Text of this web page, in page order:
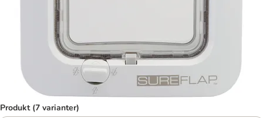
Produkt (7 varianter)